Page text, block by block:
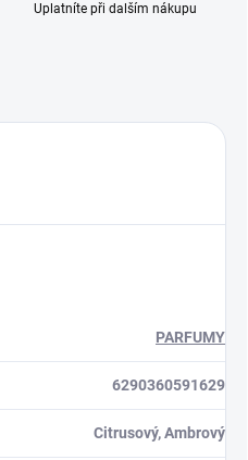
Uplatníte při dalším nákupu
PARFUMY
6290360591629
Citrusový, Ambrový